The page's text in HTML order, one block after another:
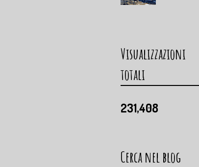
Visualizzazioni
totali
231,408
Cerca nel blog